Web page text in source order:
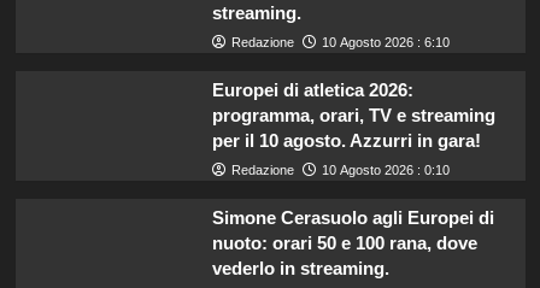
streaming.
Redazione 10 Agosto 2026 : 6:10
Europei di atletica 2026:
programma, orari, TV e streaming
per il 10 agosto. Azzurri in gara!
Redazione 10 Agosto 2026 : 0:10
Simone Cerasuolo agli Europei di
nuoto: orari 50 e 100 rana, dove
vederlo in streaming.